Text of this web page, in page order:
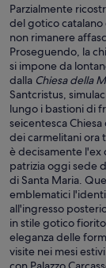
Parzialmente
del gotico catalano
non rimanere
Proseguendo, la
si impone da
dalla Chiesa della
Santcristus,
lungo i bastioni di
seicentesca
dei carmelitani ora
è decisamente l'ex
patrizia oggi sede
di Santa Maria.
emblematici
all'ingresso
in stile gotico
eleganza delle
visite nei mesi